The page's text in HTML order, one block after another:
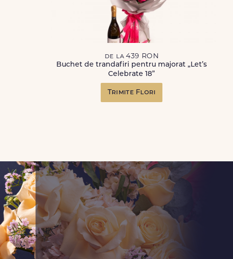
de la 439 RON
Buchet de trandafiri pentru majorat „Let’s
Celebrate 18”
Trimite Flori